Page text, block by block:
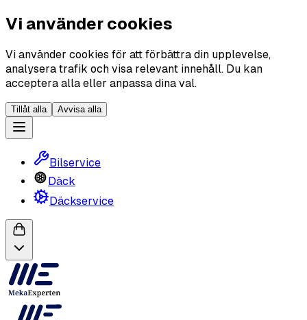
Vi använder cookies
Vi använder cookies för att förbättra din upplevelse,
analysera trafik och visa relevant innehåll. Du kan
acceptera alla eller anpassa dina val.
Tillåt alla Avvisa alla
Bilservice
Däck
Däckservice